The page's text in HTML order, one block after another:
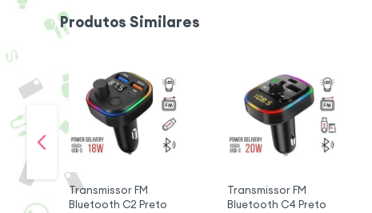
Produtos Similares
Transmissor FM
Bluetooth C2 Preto
Transmissor FM
Bluetooth C4 Preto